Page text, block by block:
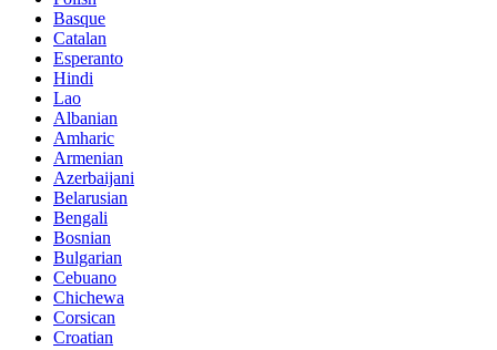
Basque
Catalan
Esperanto
Hindi
Lao
Albanian
Amharic
Armenian
Azerbaijani
Belarusian
Bengali
Bosnian
Bulgarian
Cebuano
Chichewa
Corsican
Croatian